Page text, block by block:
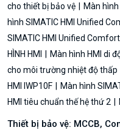
cho thiết bị bảo vệ
Màn
hình SIMATIC HMI Unified
SIMATIC HMI Unified Comfort
HÌNH HMI
Màn hình HMI di
cho môi trường nhiệt độ thấp
HMI IWP10F
Màn hình
HMI tiêu chuẩn thế hệ thứ 2
Thiết bị bảo vệ: MCCB,